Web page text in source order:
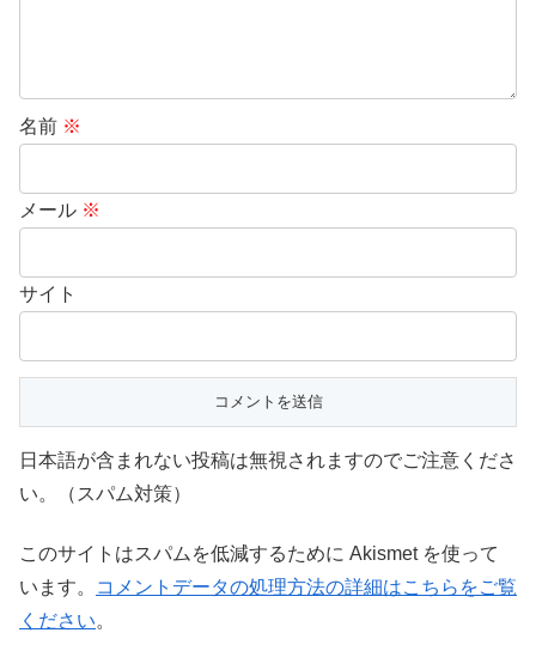
名前 ※
メール ※
サイト
日本語が含まれない投稿は無視されますのでご注意くださ
い。（スパム対策）
このサイトはスパムを低減するために Akismet を使って
います。
コメントデータの処理方法の詳細はこちらをご覧
ください。